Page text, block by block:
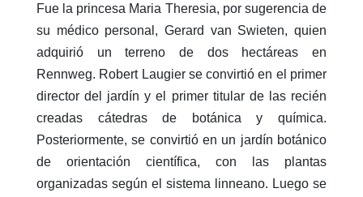
Fue la princesa Maria Theresia, por sugerencia de
su médico personal, Gerard van Swieten, quien
adquirió un terreno de dos hectáreas en
Rennweg. Robert Laugier se convirtió en el primer
director del jardín y el primer titular de las recién
creadas cátedras de botánica y química.
Posteriormente, se convirtió en un jardín botánico
de orientación científica, con las plantas
organizadas según el sistema linneano. Luego se